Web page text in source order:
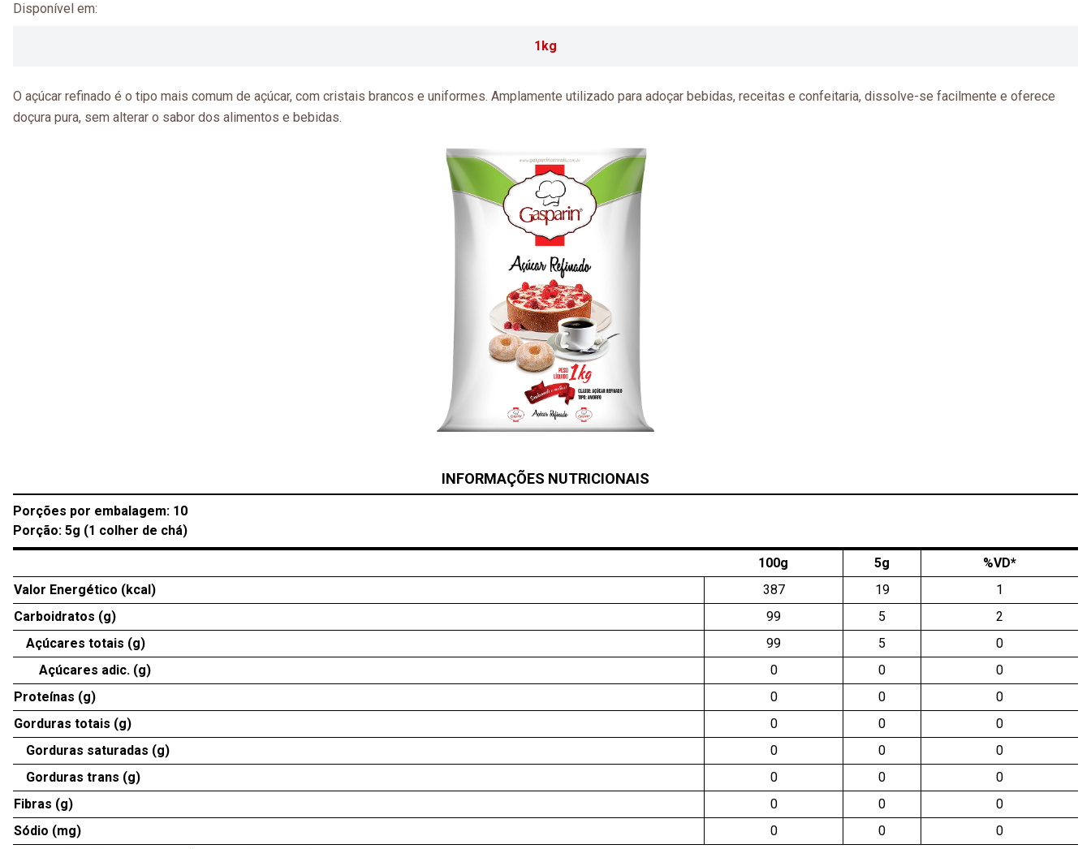
INFORMAÇÕES NUTRICIONAIS
Porções por embalagem: 10
Porção: 5g (1 colher de chá)
100g 5g
%VD*
Valor Energético (kcal)
387 19
1
Carboidratos (g)
99 5
2
Açúcares totais (g)
99 5
0
Açúcares adic. (g)
0 0
0
Proteínas (g)
0 0
0
Gorduras totais (g)
0 0
0
Gorduras saturadas (g)
0 0
0
Gorduras trans (g)
0 0
0
Fibras (g)
0 0
0
Sódio (mg)
0 0
0
Disponível em:
1kg
O açúcar refinado é o tipo mais comum de açúcar, com cristais brancos e uniformes. Amplamente utilizado para adoçar bebidas, receitas e confeitaria, dissolve-se facilmente e oferece
doçura pura, sem alterar o sabor dos alimentos e bebidas.